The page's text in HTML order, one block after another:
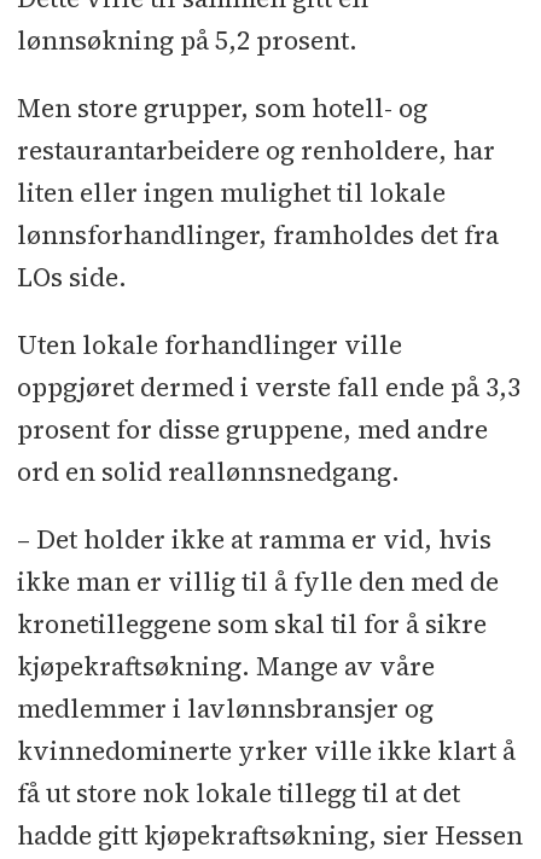
lønnsøkning på 5,2 prosent.
Men store grupper, som hotell- og
restaurantarbeidere og renholdere, har
liten eller ingen mulighet til lokale
lønnsforhandlinger, framholdes det fra
LOs side.
Uten lokale forhandlinger ville
oppgjøret dermed i verste fall ende på 3,3
prosent for disse gruppene, med andre
ord en solid reallønnsnedgang.
– Det holder ikke at ramma er vid, hvis
ikke man er villig til å fylle den med de
kronetilleggene som skal til for å sikre
kjøpekraftsøkning. Mange av våre
medlemmer i lavlønnsbransjer og
kvinnedominerte yrker ville ikke klart å
få ut store nok lokale tillegg til at det
hadde gitt kjøpekraftsøkning, sier Hessen